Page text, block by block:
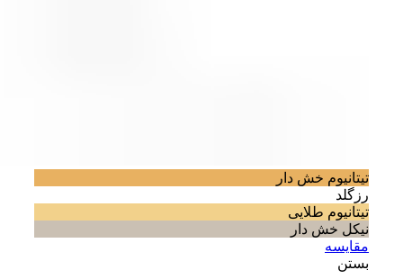
تیتانیوم خش دار
رزگلد
تیتانیوم طلایی
نیکل خش دار
مقایسه
بستن